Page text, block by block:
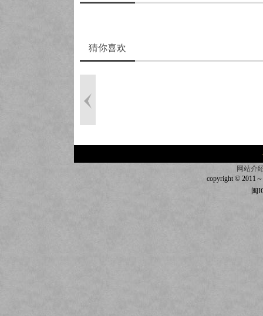
猜你喜欢
网站介
copyright © 2011
闽